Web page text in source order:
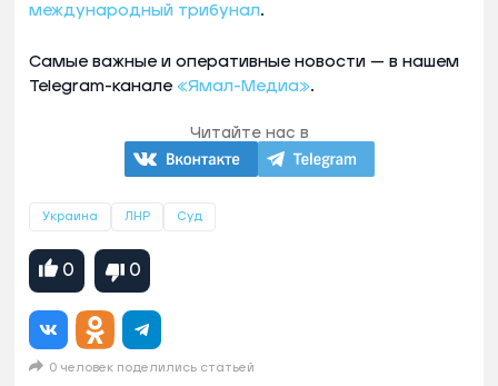
международный трибунал.
Самые важные и оперативные новости — в нашем
Telegram-канале «Ямал-Медиа».
Читайте нас в
Украина ЛНР Суд
0 0
0 человек поделились статьей